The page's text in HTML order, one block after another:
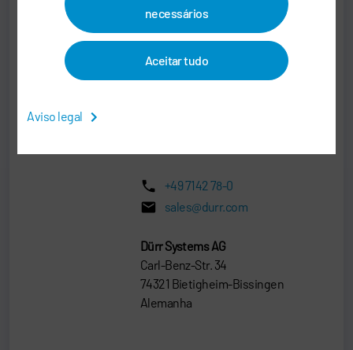
necessários
Aceitar tudo
Aviso legal
Jens Reiner
+49 7142 78-0
sales@durr.com
Dürr Systems AG
Carl-Benz-Str. 34
74321 Bietigheim-Bissingen
Alemanha